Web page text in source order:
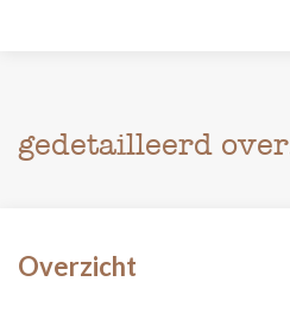
gedetailleerd
Overzicht